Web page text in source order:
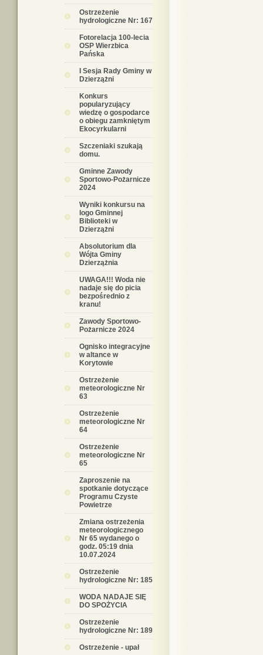
Ostrzeżenie
hydrologiczne Nr: 167
Fotorelacja 100-lecia
OSP Wierzbica
Pańska
I Sesja Rady Gminy w
Dzierzążni
Konkurs
popularyzujący
wiedzę o gospodarce
o obiegu zamkniętym
Ekocyrkularni
Szczeniaki szukają
domu.
Gminne Zawody
Sportowo-Pożarnicze
2024
Wyniki konkursu na
logo Gminnej
Biblioteki w
Dzierzążni
Absolutorium dla
Wójta Gminy
Dzierzążnia
UWAGA!!! Woda nie
nadaje się do picia
bezpośrednio z
kranu!
Zawody Sportowo-
Pożarnicze 2024
Ognisko integracyjne
w altance w
Korytowie
Ostrzeżenie
meteorologiczne Nr
63
Ostrzeżenie
meteorologiczne Nr
64
Ostrzeżenie
meteorologiczne Nr
65
Zaproszenie na
spotkanie dotyczące
Programu Czyste
Powietrze
Zmiana ostrzeżenia
meteorologicznego
Nr 65 wydanego o
godz. 05:19 dnia
10.07.2024
Ostrzeżenie
hydrologiczne Nr: 185
WODA NADAJE SIĘ
DO SPOŻYCIA
Ostrzeżenie
hydrologiczne Nr: 189
Ostrzeżenie - upał